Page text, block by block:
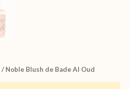
/ Noble Blush de Bade Al Oud